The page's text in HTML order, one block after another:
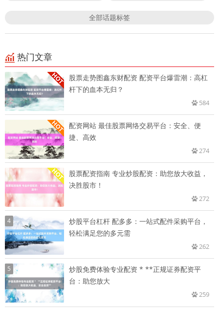
全部话题标签
热门文章
股票走势图鑫东财配资 配资平台爆雷潮：高杠
杆下的血本无归？
584
配资网站 最佳股票网络交易平台：安全、便
捷、高效
274
股票配资指南 专业炒股配资：助您放大收益，
决胜股市！
272
4
炒股平台杠杆 配多多：一站式配件采购平台，
轻松满足您的多元需
262
5
炒股免费体验专业配资 * **正规证券配资平
台：助您放大
259